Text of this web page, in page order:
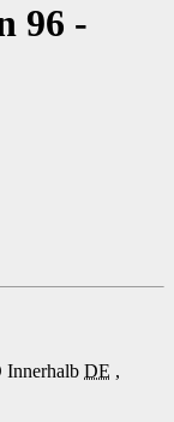
96 -
Innerhalb DE ,